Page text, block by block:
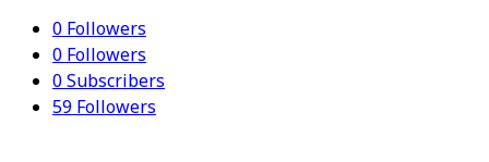
0 Followers
0 Followers
0Subscribers
59 Followers